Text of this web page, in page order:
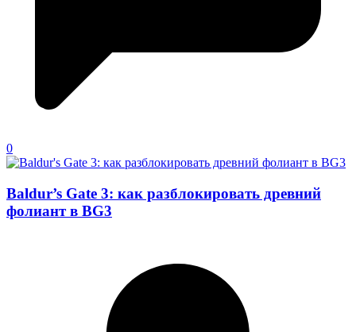
0
Baldur’s Gate 3: как разблокировать древний
фолиант в BG3